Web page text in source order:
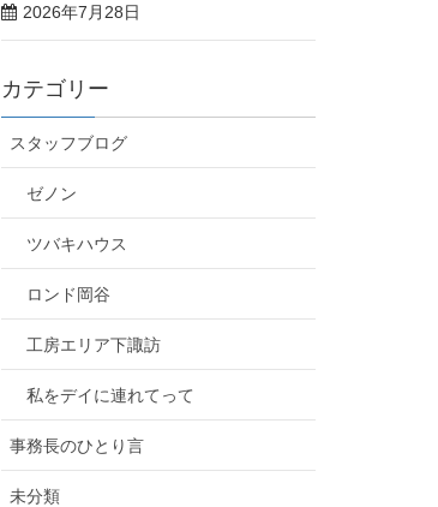
2026年7月28日
カテゴリー
スタッフブログ
ゼノン
ツバキハウス
ロンド岡谷
工房エリア下諏訪
私をデイに連れてって
事務長のひとり言
未分類